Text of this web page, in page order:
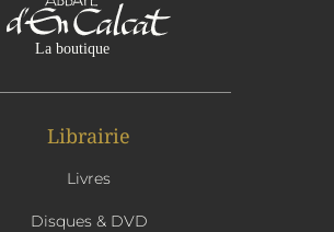
Librairie
Livres
Disques & DVD